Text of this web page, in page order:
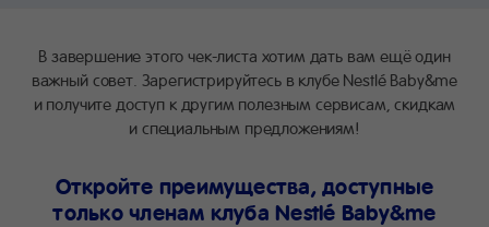
В завершение этого чек-листа хотим дать вам ещё один
важный совет. Зарегистрируйтесь в клубе Nestlé Baby&me
и получите доступ к другим полезным сервисам, скидкам
и специальным предложениям!
Откройте преимущества, доступные
только членам клуба Nestlé Baby&me